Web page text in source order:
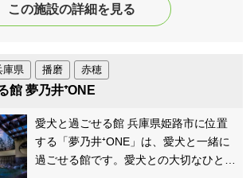
この施設の詳細を見る
播磨 赤穂
庫県
館 夢乃井⁺ONE
愛犬と過ごせる館 兵庫県姫路市に位置
する「夢乃井⁺ONE」は、愛犬と一緒に
過ごせる館です。愛犬との大切なひと…